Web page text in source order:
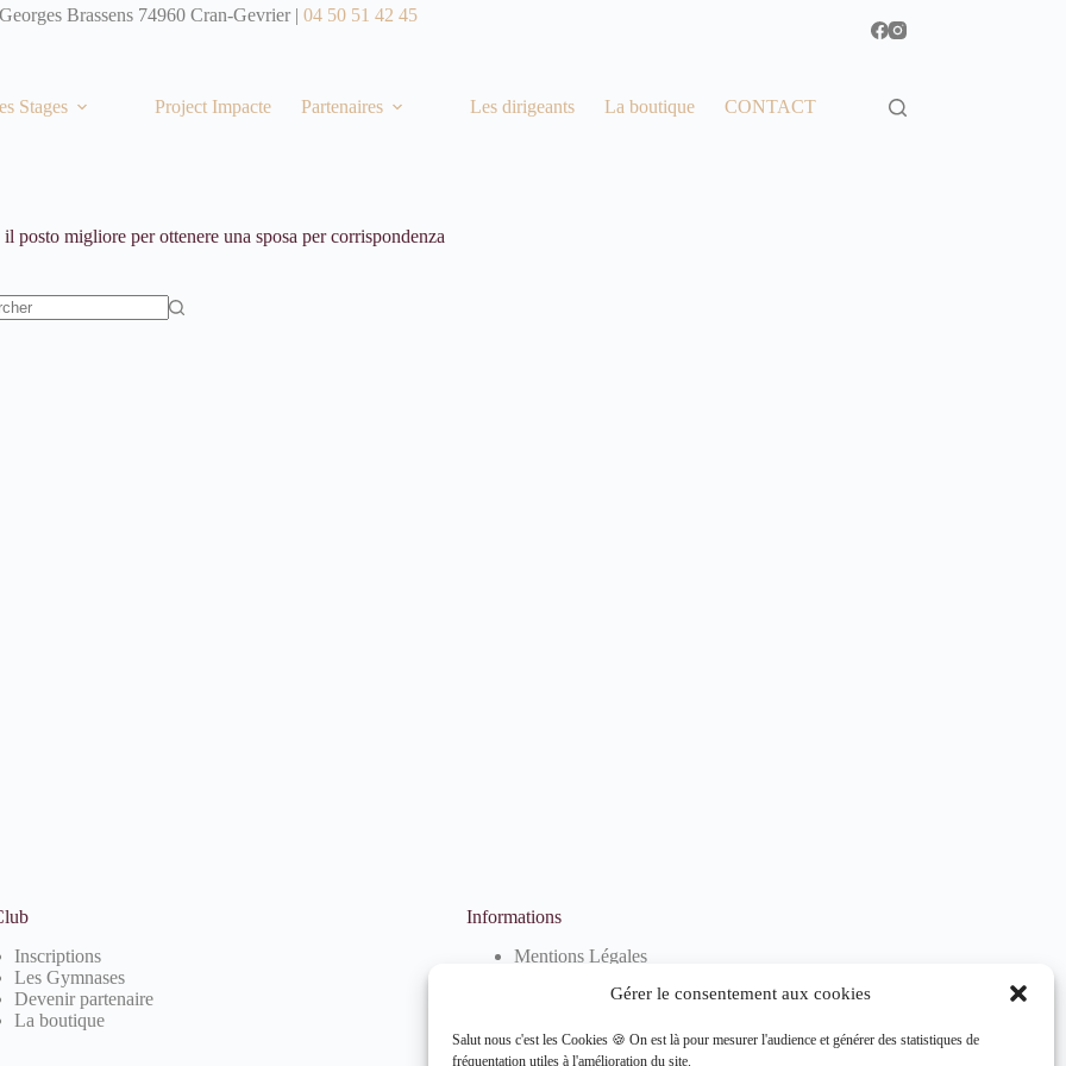
Gérer le consentement aux cookies
Salut nous c'est les Cookies 🍪 On est là pour mesurer l'audience et générer des statistiques de
fréquentation utiles à l'amélioration du site.
Brassens 74960 Cran-Gevrier | 04 50 51 42 45
Stages Project Impacte Partenaires Les dirigeants La boutique CONTACT
il posto migliore per ottenere una sposa per corrispondenza
Inscriptions
Les Gymnases
Devenir partenaire
La boutique
Informations
Mentions Légales
Politique de cookies (UE)